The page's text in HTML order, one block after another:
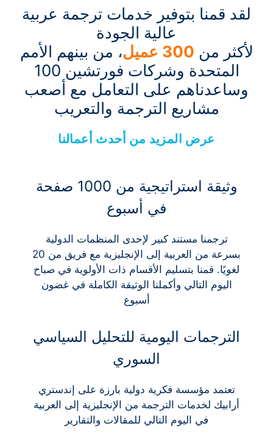
لقد قمنا بتوفير خدمات ترجمة عربية
عالية الجودة
لأكثر من 300 عميل
، من بينهم الأمم
المتحدة وشركات فورتشين 100
وساعدناهم على التعامل مع أصعب
مشاريع الترجمة والتعريب
عرض المزيد من أحدث أعمالنا
وثيقة استراتيجية من 1000 صفحة
في أسبوع
ترجمنا مستند كبير لإحدى المنظمات الدولية
بسرعة من العربية إلى الإنجليزية مع فريق من 20
لغويًا. قمنا بتسليم الأقسام ذات الأولوية في صباح
اليوم التالي وأكملنا الوثيقة الكاملة في غضون
أسبوع
الترجمات اليومية للتحليل السياسي
السوري
تعتمد مؤسسة فكرية دولية بارزة على إندستري
أرابيك لخدمات الترجمة من الإنجليزية إلى العربية
في اليوم التالي للمقالات والتقارير